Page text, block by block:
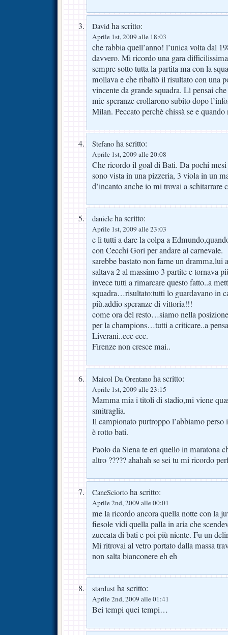
David ha scritto:
Aprile 1st, 2009 alle 18:03
che rabbia quell’anno! l’unica volta dal
davvero. Mi ricordo una gara
sempre sotto tutta la partita ma con la
mollava e che ribaltò il risultato con una
vincente da grande squadra. Lì pensai
mie speranze crollarono subito dopo
Milan. Peccato perchè chissà se e quando
Stefano ha scritto:
Aprile 1st, 2009 alle 20:08
Che ricordo il goal di Bati. Da pochi
sono vista in una pizzeria, 3 viola in un
d’incanto anche io mi trovai a schitarrare
daniele ha scritto:
Aprile 1st, 2009 alle 23:03
e lì tutti a dare la colpa a
con Cecchi Gori per andare al carnevale.
sarebbe bastato non farne un
saltava 2 al massimo 3 partite e tornava
invece tutti a rimarcare questo fatto..a
squadra…risultato:tutti lo guardavano in
più.addio speranze di vittoria!!!
come ora del resto…siamo nella
per la champions…tutti a criticare..a
Liverani..ecc ecc.
Firenze non cresce mai..
Maicol Da Orentano ha scritto:
Aprile 1st, 2009 alle 23:15
Mamma mia i titoli di stadio,mi viene
smitraglia.
Il campionato purtroppo l’abbiamo perso
è rotto bati.
Paolo da Siena te eri quello in maratona
altro ????? ahahah se sei tu mi ricordo
CaneSciorto ha scritto:
Aprile 2nd, 2009 alle 00:01
me la ricordo ancora quella notte con la
fiesole vidi quella palla in aria che
zuccata di bati e poi più niente. Fu un
Mi ritrovai al vetro portato dalla massa
non salta bianconere eh eh
stardust ha scritto:
Aprile 2nd, 2009 alle 01:41
Bei tempi quei tempi…